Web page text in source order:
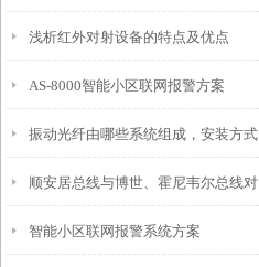
全报警的效率和准确性
浅析红外对射设备的特点及优点
AS-8000智能小区联网报警方案
振动光纤由哪些系统组成，安装方式
有几种？
顺安居总线与博世、霍尼韦尔总线对
比
智能小区联网报警系统方案